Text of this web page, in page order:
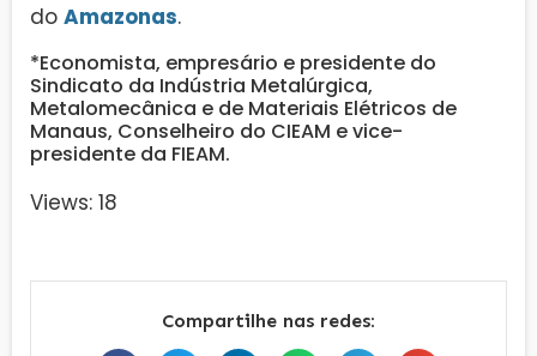
do Amazonas.
*Economista, empresário e presidente do
Sindicato da Indústria Metalúrgica,
Metalomecânica e de Materiais Elétricos de
Manaus, Conselheiro do CIEAM e vice-
presidente da FIEAM.
Views: 18
Compartilhe nas redes: